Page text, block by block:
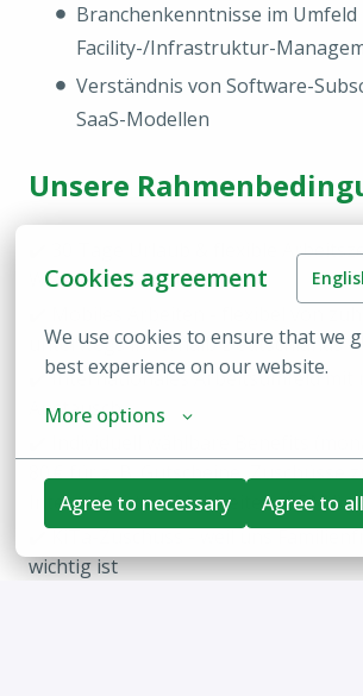
Cookies agreement
We use cookies to ensure that we
best experience on our website.
More options
Agree to necessary Agree to all
Branchenkenntnisse im Umfeld
Facility-/Infrastruktur-
Verständnis von Software-
SaaS-Modellen
Unsere
✔️ 30 Tage Urlaub & flexible
Work-Life-Balance
unterwegs innerhalb Deutschlands
✔️ Internationales Arbeitsumfeld mit
Austausch
80 € für z. B. Gutscheine, Zuschüsse
Internetkosten, Mahlzeiten, ÖPNV)
✔️ KiTa-Zuschuss - weil uns
wichtig ist